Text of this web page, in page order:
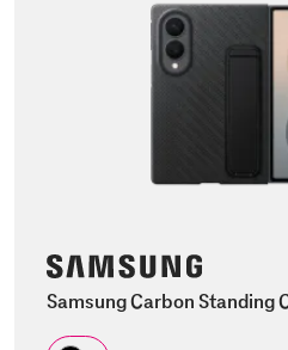
Samsung Carbon Standing